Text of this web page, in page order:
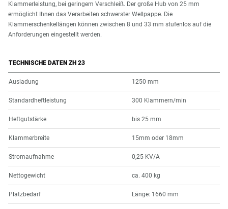
Klammerleistung, bei geringem Verschleiß. Der große Hub von 25 mm
ermöglicht Ihnen das Verarbeiten schwerster Wellpappe. Die
Klammerschenkellängen können zwischen 8 und 33 mm stufenlos auf die
Anforderungen eingestellt werden.
TECHNISCHE DATEN ZH 23
Ausladung 1250 mm
Standardheftleistung 300 Klammern/min
Heftgutstärke bis 25 mm
Klammerbreite 15mm oder 18mm
Stromaufnahme 0,25 KV/A
Nettogewicht ca. 400 kg
Platzbedarf Länge: 1660 mm